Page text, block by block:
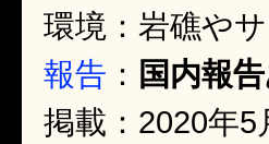
環境：岩礁や
報告 ： 国内報
掲載：2020年5